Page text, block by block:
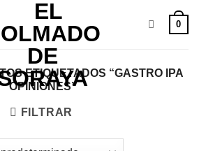
0
ETIQUETADOS “GASTRO IPA
OPINIONES”
FILTRAR